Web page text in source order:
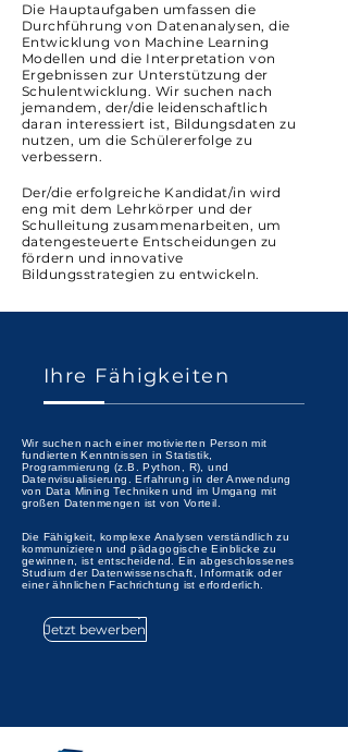
Die Hauptaufgaben umfassen die
Durchführung von Datenanalysen, die
Entwicklung von Machine Learning
Modellen und die Interpretation von
Ergebnissen zur Unterstützung der
Schulentwicklung. Wir suchen nach
jemandem, der/die leidenschaftlich
daran interessiert ist, Bildungsdaten zu
nutzen, um die Schülererfolge zu
verbessern.
Der/die erfolgreiche Kandidat/in wird
eng mit dem Lehrkörper und der
Schulleitung zusammenarbeiten, um
datengesteuerte Entscheidungen zu
fördern und innovative
Bildungsstrategien zu entwickeln.
Ihre Fähigkeiten
Wir suchen nach einer motivierten Person mit
fundierten Kenntnissen in Statistik,
Programmierung (z.B. Python, R), und
Datenvisualisierung. Erfahrung in der Anwendung
von Data Mining Techniken und im Umgang mit
großen Datenmengen ist von Vorteil.
Die Fähigkeit, komplexe Analysen verständlich zu
kommunizieren und pädagogische Einblicke zu
gewinnen, ist entscheidend. Ein abgeschlossenes
Studium der Datenwissenschaft, Informatik oder
einer ähnlichen Fachrichtung ist erforderlich.
Jetzt bewerben